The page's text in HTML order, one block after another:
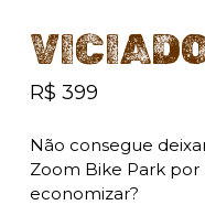
R$ 399
Não consegue
Zoom Bike Park
economizar?